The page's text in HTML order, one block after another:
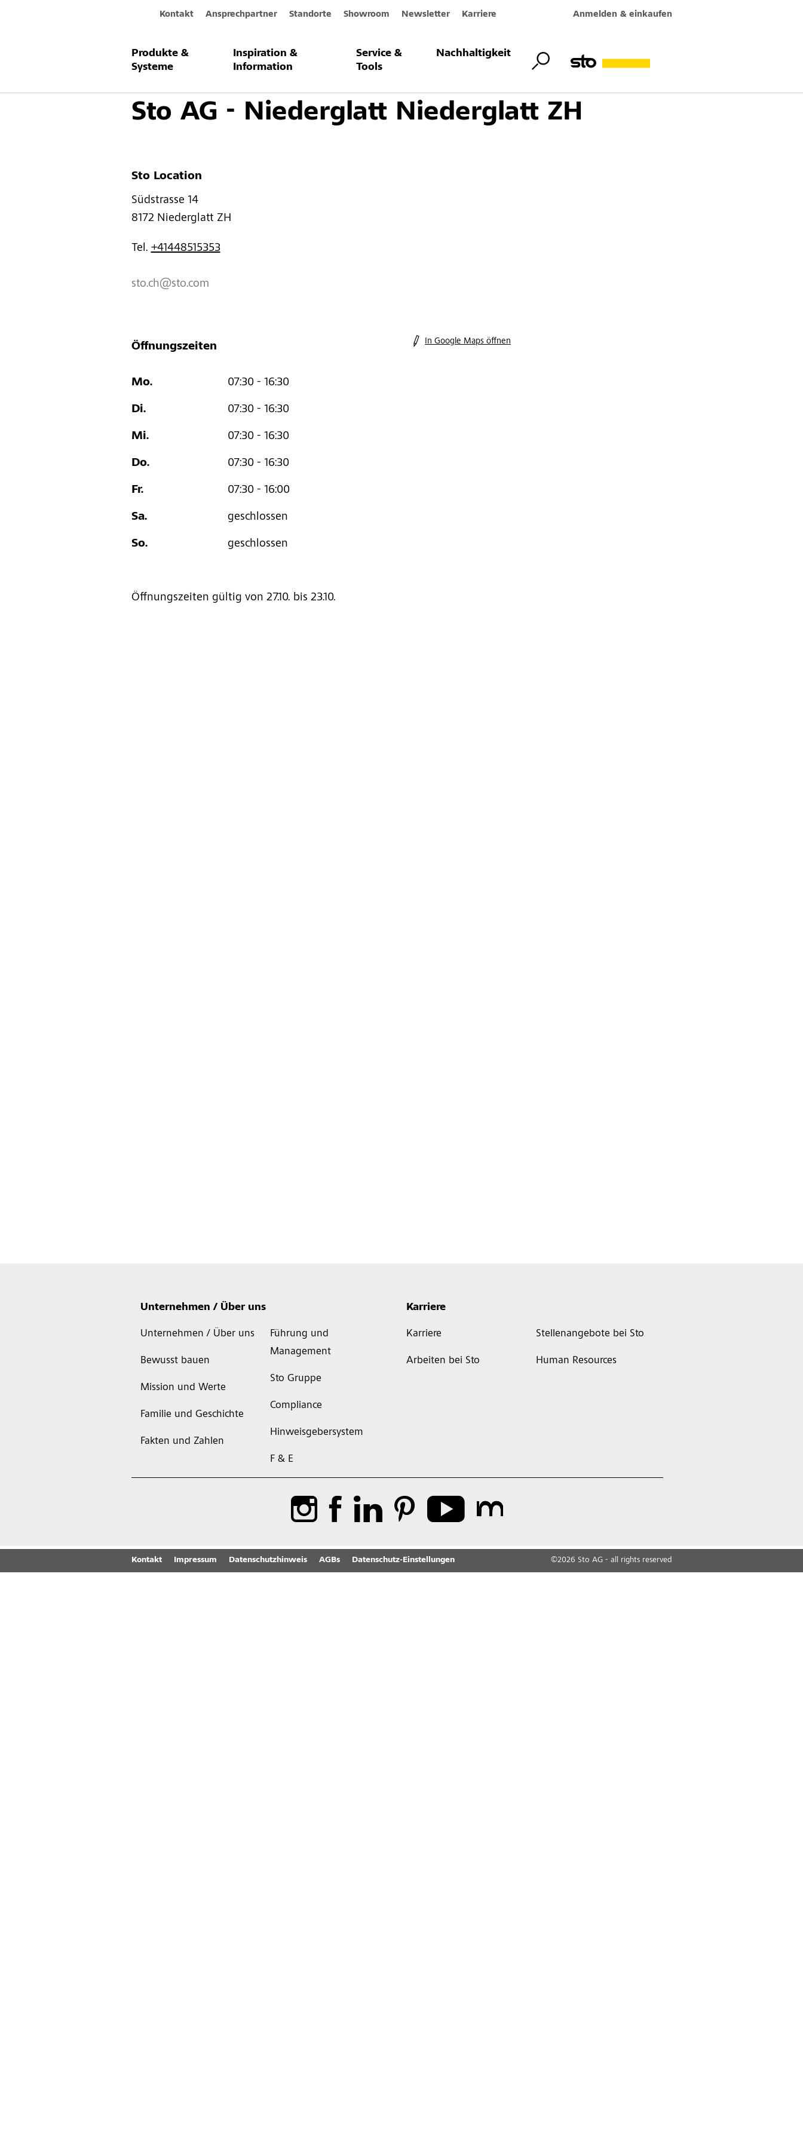
Kontakt Ansprechpartner Standorte Showroom Newsletter Karriere Anmelden & einkaufen
Produkte &
Systeme
Inspiration &
Information
Service &
Tools
Nachhaltigkeit
Zurück
Sto AG - Niederglatt Niederglatt ZH
Sto Location
Südstrasse 14
8172 Niederglatt ZH
Tel. +41448515353
sto.ch@sto.com
Öffnungszeiten
Mo. 07:30 - 16:30
Di. 07:30 - 16:30
Mi. 07:30 - 16:30
Do. 07:30 - 16:30
Fr. 07:30 - 16:00
Sa. geschlossen
So. geschlossen
Öffnungszeiten gültig von 27.10. bis 23.10.
In Google Maps öffnen
Unternehmen / Über uns
Unternehmen / Über uns
Bewusst bauen
Mission und Werte
Familie und Geschichte
Fakten und Zahlen
Führung und
Management
Sto Gruppe
Compliance
Hinweisgebersystem
F & E
Karriere
Karriere
Arbeiten bei Sto
Stellenangebote bei Sto
Human Resources
Kontakt Impressum Datenschutzhinweis AGBs Datenschutz-Einstellungen ©2026 Sto AG - all rights reserved